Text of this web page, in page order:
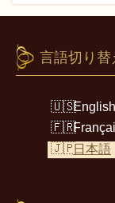
言語切り替
English
日本語